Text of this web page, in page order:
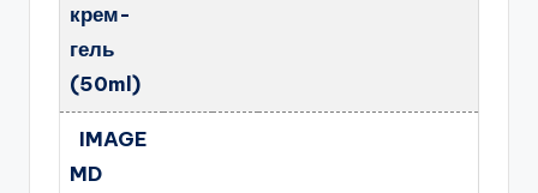
крем-
гель
(50ml)
IMAGE
MD